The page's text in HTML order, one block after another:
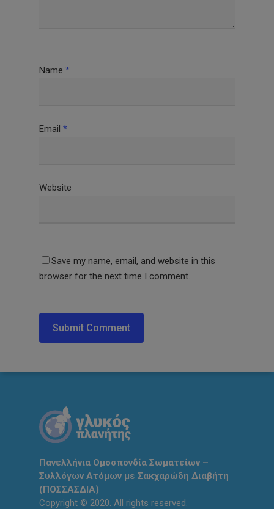
Name *
Email *
Website
Save my name, email, and website in this
browser for the next time I comment.
Πανελλήνια Ομοσπονδία Σωματείων –
Συλλόγων Ατόμων με Σακχαρώδη Διαβήτη
(ΠΟΣΣΑΣΔΙΑ)
Copyright © 2020. All rights reserved.